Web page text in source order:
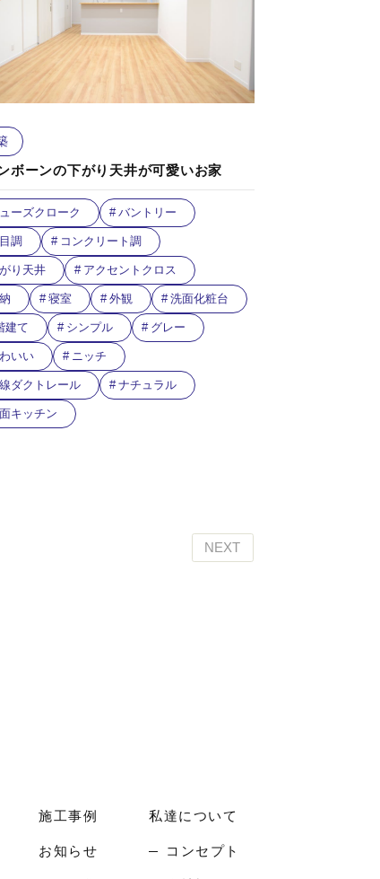
ボーンの下がり天井が可愛いお家
ーズクローク バントリー
調 コンクリート調
り天井 アクセントクロス
寝室 外観 洗面化粧台
建て シンプル グレー
いい ニッチ
ダクトレール ナチュラル
キッチン
NEXT
施工事例
お知らせ
私達について
コンセプト